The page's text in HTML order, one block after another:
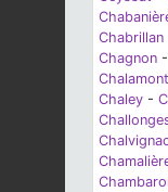
Chabrillan
Chagnon -
Chalamont
Chaley -